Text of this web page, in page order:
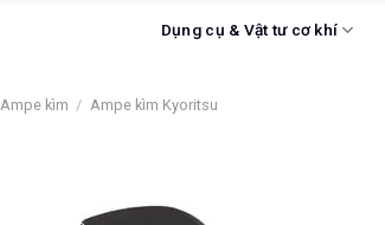
Dụng cụ & Vật tư cơ khí
Ampe kìm / Ampe kìm Kyoritsu